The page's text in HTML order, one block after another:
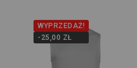
WYPRZEDAŻ!
-25,00 ZŁ